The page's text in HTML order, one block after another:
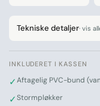
Tekniske detaljer· vis
INKLUDERET I KASSEN
✓Aftagelig PVC-bund
✓Stormpløkker